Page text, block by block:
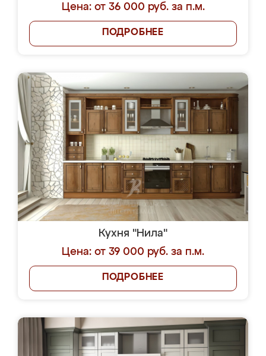
Цена: от 36 000 руб. за п.м.
ПОДРОБНЕЕ
Кухня "Нила"
Цена: от 39 000 руб. за п.м.
ПОДРОБНЕЕ